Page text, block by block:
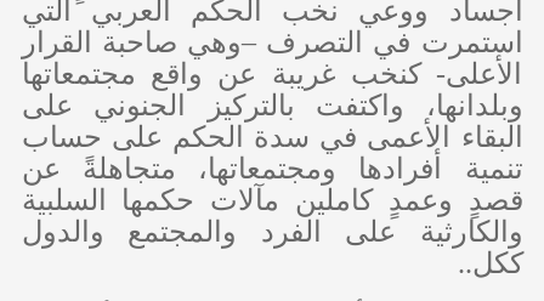
أجساد ووعي نخب الحكم العربي التي
استمرت في التصرف –وهي صاحبة القرار
الأعلى- كنخب غريبة عن واقع مجتمعاتها
وبلدانها، واكتفت بالتركيز الجنوني على
البقاء الأعمى في سدة الحكم على حساب
تنمية أفرادها ومجتمعاتها، متجاهلةً عن
قصدٍ وعمدٍ كاملين مآلات حكمها السلبية
والكارثية على الفرد والمجتمع والدول
ككل..